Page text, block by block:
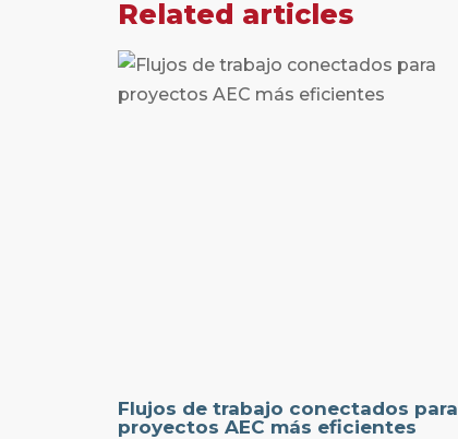
Related articles
Flujos de trabajo conectados para
proyectos AEC más eficientes